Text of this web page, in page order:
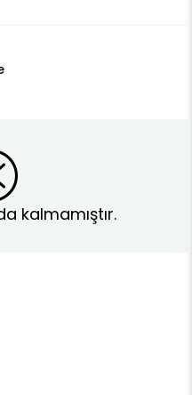
kalmamıştır.